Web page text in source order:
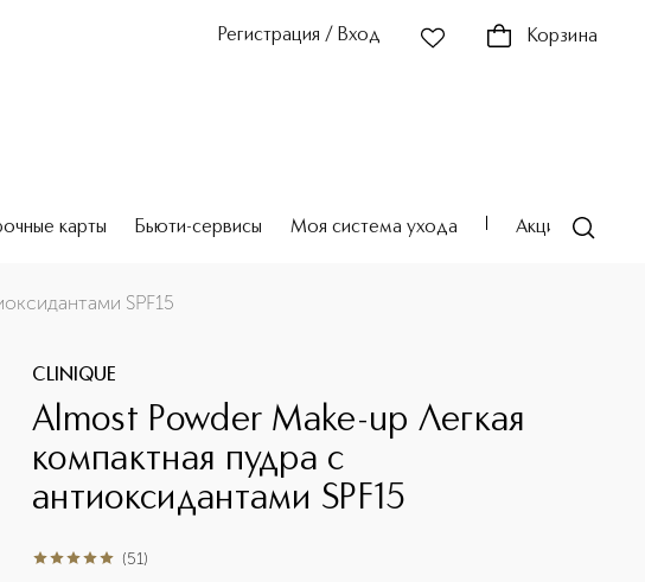
Регистрация / Вход Корзина
карты Бьюти-сервисы Моя система ухода Акции
SPF15
CLINIQUE
Almost Powder Make-up Легкая
компактная пудра с
антиоксидантами SPF15
5из 551 (51)